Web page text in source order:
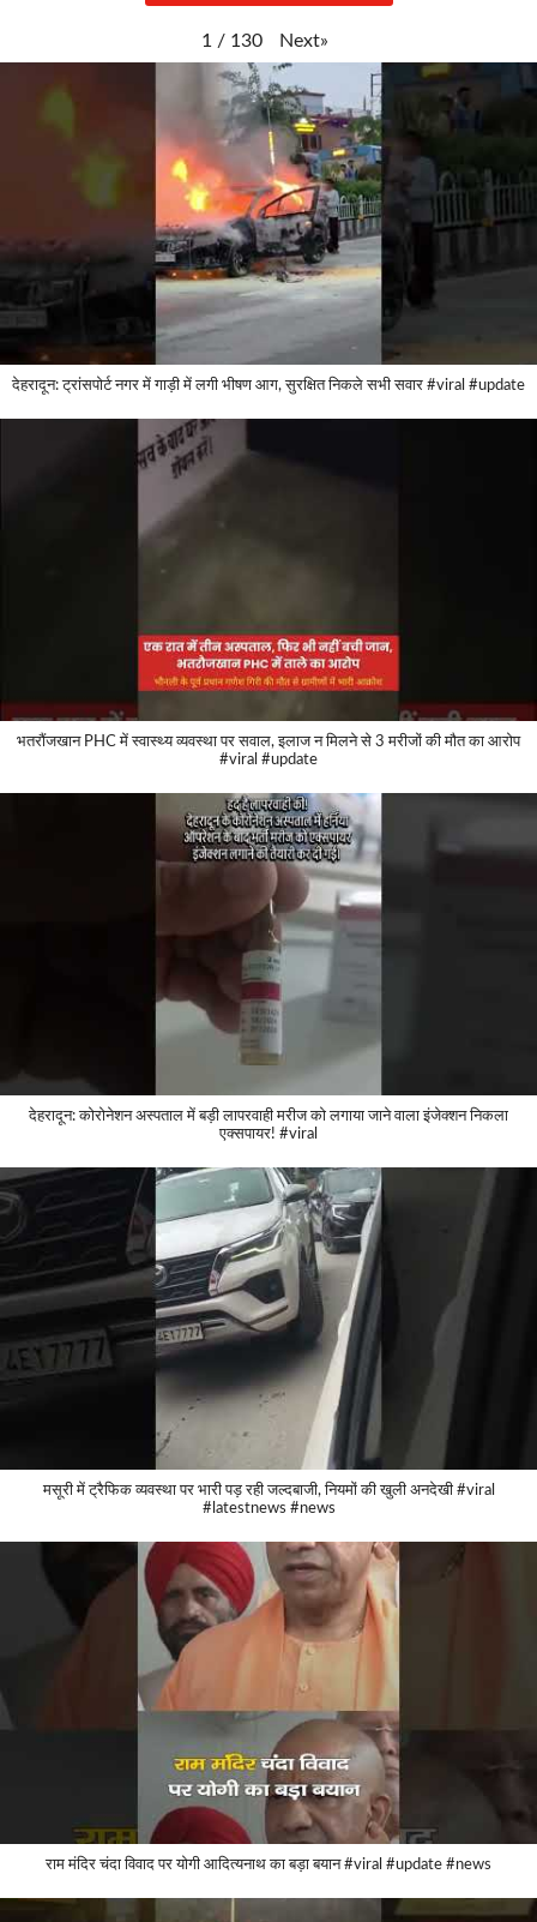
1 / 130 Next»
देहरादून: ट्रांसपोर्ट नगर में गाड़ी में लगी भीषण आग, सुरक्षित निकले सभी सवार #viral #update
भतरौंजखान PHC में स्वास्थ्य व्यवस्था पर सवाल, इलाज न मिलने से 3 मरीजों की मौत का आरोप
#viral #update
देहरादून: कोरोनेशन अस्पताल में बड़ी लापरवाही मरीज को लगाया जाने वाला इंजेक्शन निकला
एक्सपायर! #viral
मसूरी में ट्रैफिक व्यवस्था पर भारी पड़ रही जल्दबाजी, नियमों की खुली अनदेखी #viral
#latestnews #news
राम मंदिर चंदा विवाद पर योगी आदित्यनाथ का बड़ा बयान #viral #update #news